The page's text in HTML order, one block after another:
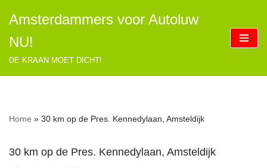
naar
de
inhoud
Amsterdammers voor Autoluw
NU!
DE KRAAN MOET DICHT!
Home » 30 km op de Pres. Kennedylaan, Amsteldijk
30 km op de Pres. Kennedylaan, Amsteldijk